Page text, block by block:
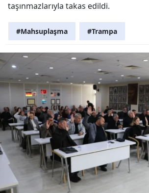
taşınmazlarıyla takas edildi.
#Mahsuplaşma #Trampa